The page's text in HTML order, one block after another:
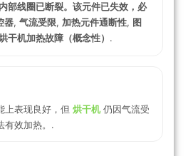
部线圈已断裂。该元件已失效，必
器, 气流受限, 加热元件通断性, 图
干机加热故障（概念性） .
上表现良好，但 烘干机仍因气流受
有效加热。.